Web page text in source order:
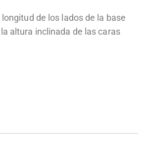
=
{
h
de los lados de la base
altura inclinada de las caras